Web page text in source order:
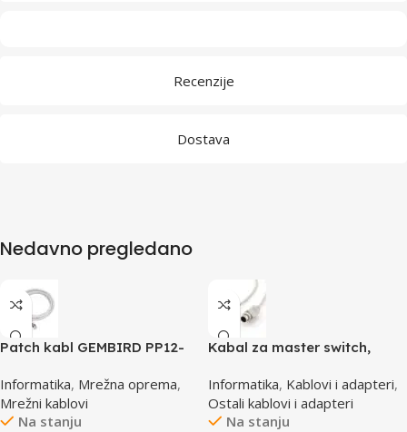
Recenzije
Dostava
Nedavno pregledano
Patch kabl GEMBIRD PP12-
Informatika, Mrežna oprema,
Mrežni kablovi
Na stanju
Kabal za master switch,
GEMBIRD
Informatika, Kablovi i adapteri,
Ostali kablovi i adapteri
Na stanju